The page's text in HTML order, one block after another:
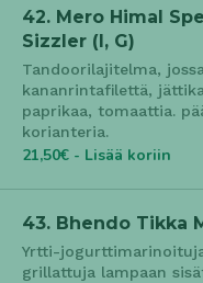
42. Mero Himal
Sizzler (l, G)
Tandoorilajitelma,
kananrintafilettä,
paprikaa, tomaattia.
korianteria.
21,50€ - Lisää koriin
43. Bhendo Tikka
Yrtti-
grillattuja lampaan